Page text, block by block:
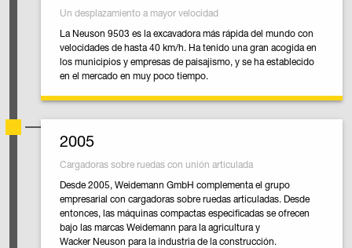
Un desplazamiento a mayor velocidad
La Neuson 9503 es la excavadora más rápida del mundo con
velocidades de hasta 40 km/h. Ha tenido una gran acogida en
los municipios y empresas de paisajismo, y se ha establecido
en el mercado en muy poco tiempo.
2005
Cargadoras sobre ruedas con unión articulada
Desde 2005, Weidemann GmbH complementa el grupo
empresarial con cargadoras sobre ruedas articuladas. Desde
entonces, las máquinas compactas especificadas se ofrecen
bajo las marcas Weidemann para la agricultura y
Wacker Neuson para la industria de la construcción.